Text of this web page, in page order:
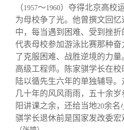
（1957～1960）夺得北京高校
为母校争了光。他曾撰文回
中，每当遇到困难、受到挫
代表母校参加游泳比赛那种奋
了克服困难、战胜逆境的力
高级工程师。陈家骐学长在
陆以循先生六年的单独辅导
几十年的风风雨雨，五十余
阳讲课之余，还给当地20余名
骐学长退休前是国家发改委宏